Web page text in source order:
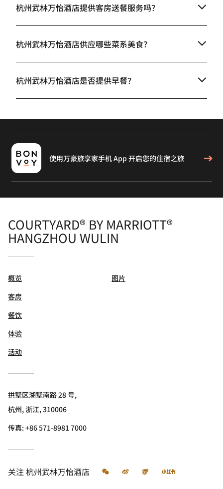
杭州武林万怡酒店提供客房送餐服务吗？
杭州武林万怡酒店供应哪些菜系美食？
杭州武林万怡酒店是否提供早餐？
使用万豪旅享家手机 App 开启您的住宿之旅
COURTYARD® BY MARRIOTT®
HANGZHOU WULIN
概览
客房
餐饮
体验
活动
图片
拱墅区湖墅南路 28 号,
杭州, 浙江, 310006
传真:+86 571-8981 7000
关注杭州武林万怡酒店 微信 微博 飞猪 小红书